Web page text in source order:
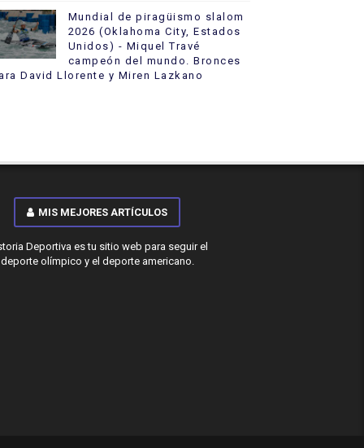
Mundial de piragüismo slalom
2026 (Oklahoma City, Estados
Unidos) - Miquel Travé
campeón del mundo. Bronces
David Llorente y Miren Lazkano
MIS MEJORES ARTÍCULOS
Deportiva es tu sitio web para seguir el
deporte olímpico y el deporte americano.